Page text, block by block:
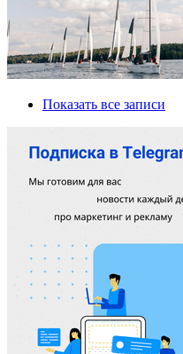
Показать все записи